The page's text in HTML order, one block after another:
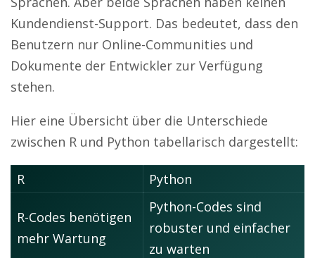
Kundendienst-Support. Das bedeutet, dass den
Benutzern nur Online-Communities und
Dokumente der Entwickler zur Verfügung
stehen.
Hier eine Übersicht über die Unterschiede
zwischen R und Python tabellarisch dargestellt:
R Python
R-Codes benötigen
mehr Wartung
Python-Codes sind
robuster und einfacher
zu warten